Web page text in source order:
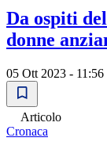
Da ospiti
donne
05 Ott 2023 - 11:56
Articolo
Cronaca